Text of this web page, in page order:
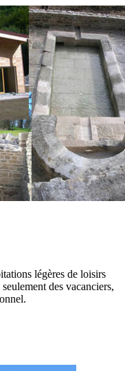
légères de loisirs
des vacanciers,